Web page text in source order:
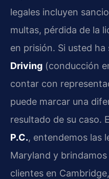
legales incluyen
multas, pérdida de la
en prisión. Si usted
Driving (conducción
contar con
puede marcar una
resultado de su caso.
P.C., entendemos las
Maryland y
clientes en